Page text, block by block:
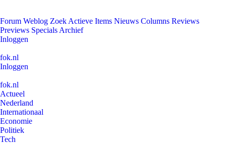
Forum Weblog Zoek Actieve Items Nieuws Columns Reviews
Previews Specials Archief
Inloggen
fok.nl
Inloggen
fok.nl
Actueel
Nederland
Internationaal
Economie
Politiek
Tech